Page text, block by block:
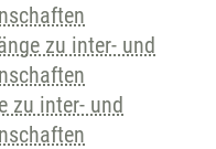
zu inter- und
zu inter- und